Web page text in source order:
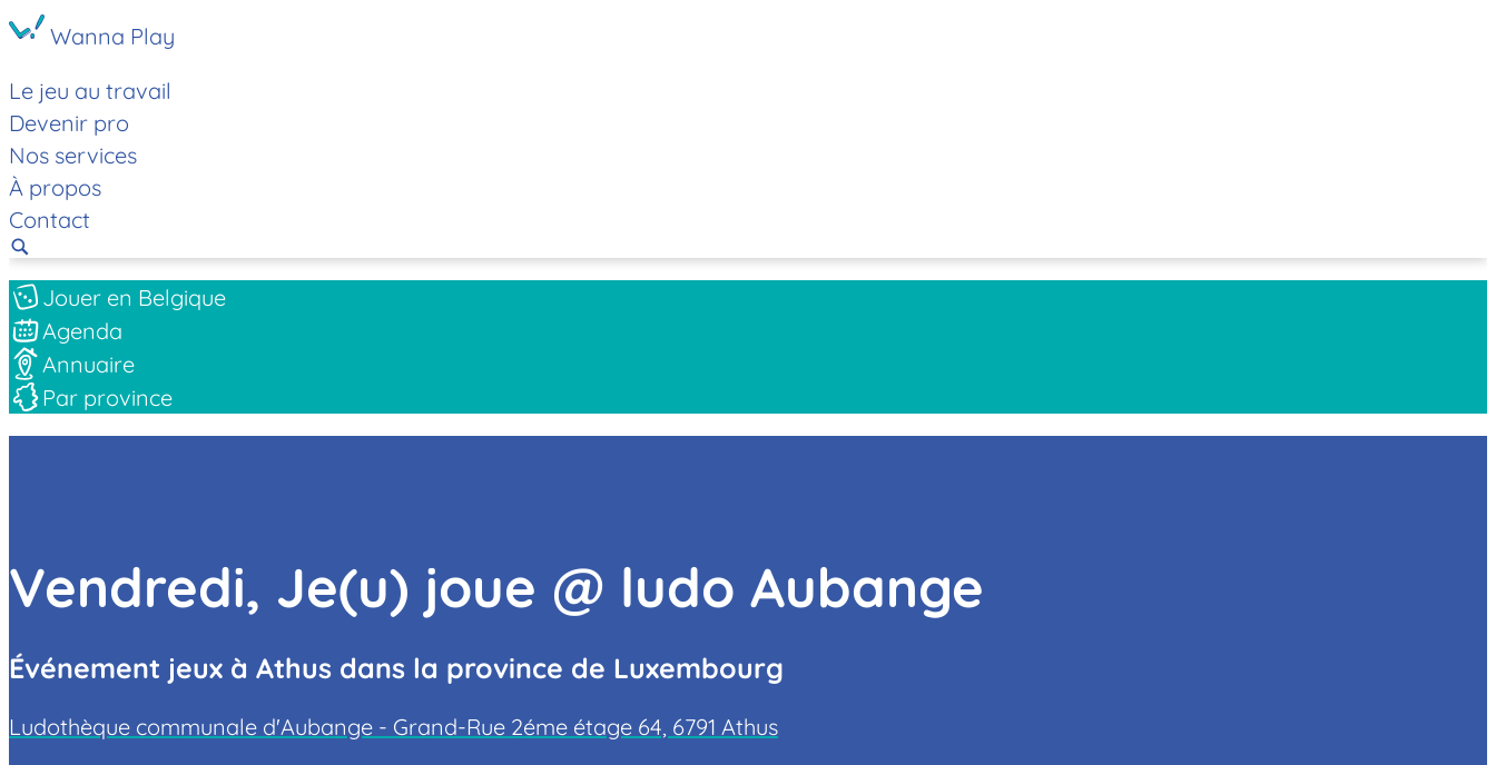
Wanna Play
Le jeu au travail
Devenir pro
Nos services
À propos
Contact
Jouer en Belgique
Agenda
Annuaire
Par province
Vendredi, Je(u) joue @ ludo Aubange
Événement jeux à Athus dans la province de Luxembourg
Ludothèque communale d'Aubange - Grand-Rue 2éme étage 64, 6791 Athus